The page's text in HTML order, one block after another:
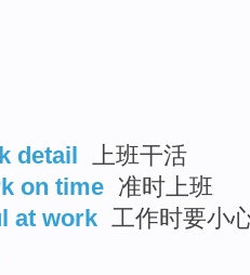
detail
上班干活
on time 准时上班
at work 工作时要小